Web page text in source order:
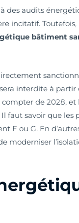
des audits
incitatif.
bâtiment
interdite à partir
de 2028, et
faut savoir que les
F ou G. En
moderniser